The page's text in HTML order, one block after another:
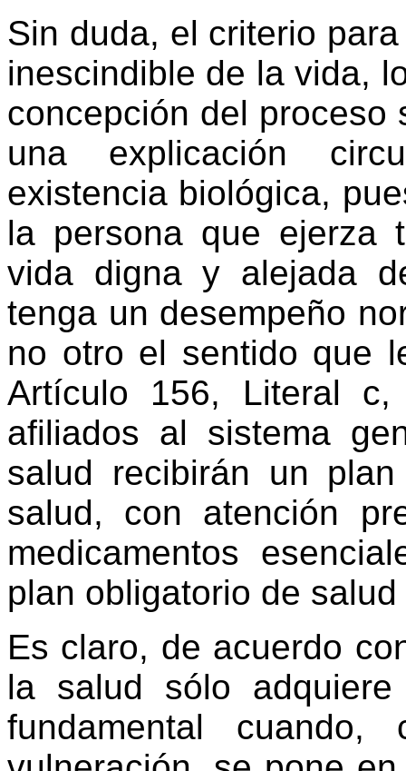
Sin duda, el criterio
inescindible de la vida,
concepción del proceso
una explicación
existencia biológica,
la persona que ejerza
vida digna y alejada
tenga un desempeño
no otro el sentido que
Artículo 156, Literal c,
afiliados al sistema
salud recibirán un
salud, con atención
medicamentos
plan obligatorio de
Es claro, de acuerdo
la salud sólo
fundamental